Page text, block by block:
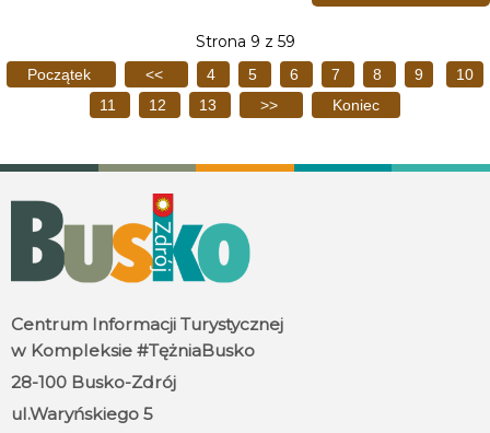
Strona 9 z 59
Początek << 4 5 6 7 8 9
10
11
12 13 >> Koniec
Centrum Informacji Turystycznej
w Kompleksie #TężniaBusko
28-100 Busko-Zdrój
ul.Waryńskiego 5